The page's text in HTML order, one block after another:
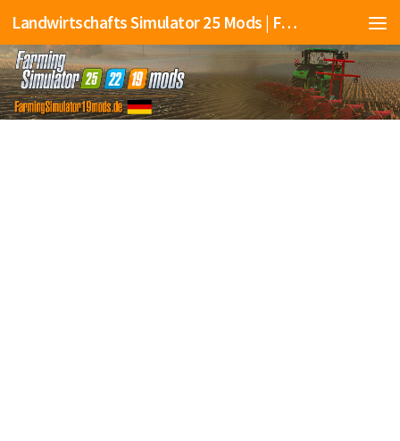
Landwirtschafts Simulator 25 Mods | Farming Simulator 25 Mods | FS25 Mods